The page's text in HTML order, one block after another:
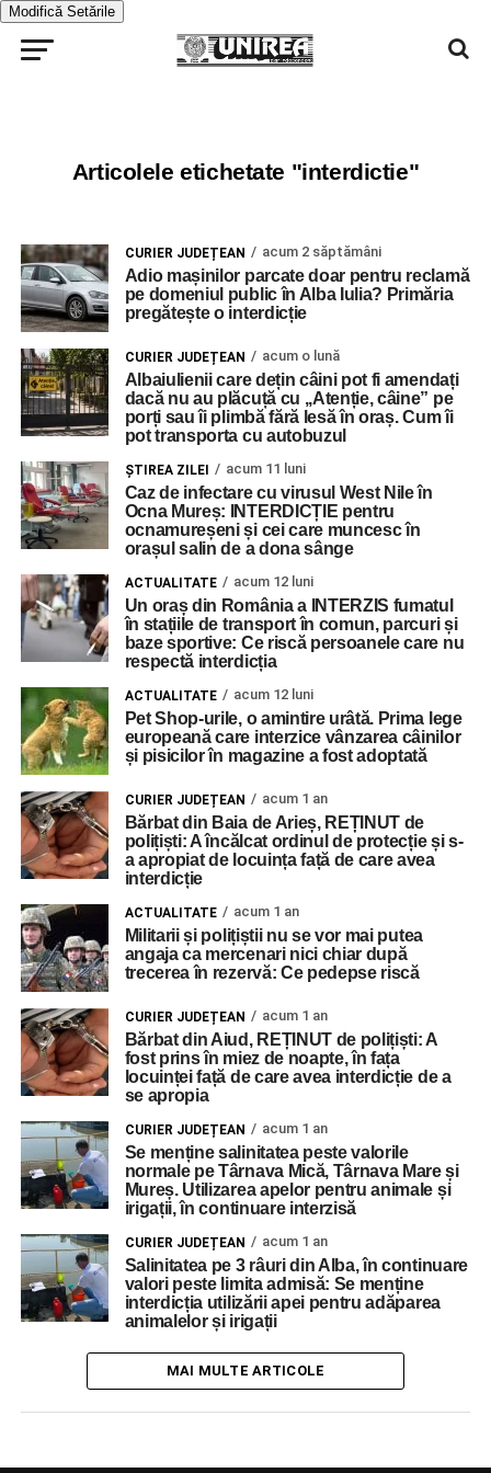
Modifică Setările
Articolele etichetate "interdictie"
CURIER JUDEȚEAN acum 2 săptămâni
Adio mașinilor parcate doar pentru reclamă
pe domeniul public în Alba Iulia? Primăria
pregătește o interdicție
CURIER JUDEȚEAN acum o lună
Albaiulienii care dețin câini pot fi amendați
dacă nu au plăcuță cu ,,Atenție, câine” pe
porți sau îi plimbă fără lesă în oraș. Cum îi
pot transporta cu autobuzul
ŞTIREA ZILEI acum 11 luni
Caz de infectare cu virusul West Nile în
Ocna Mureș: INTERDICȚIE pentru
ocnamureșeni și cei care muncesc în
orașul salin de a dona sânge
ACTUALITATE acum 12 luni
Un oraș din România a INTERZIS fumatul
în stațiile de transport în comun, parcuri și
baze sportive: Ce riscă persoanele care nu
respectă interdicția
ACTUALITATE acum 12 luni
Pet Shop-urile, o amintire urâtă. Prima lege
europeană care interzice vânzarea câinilor
și pisicilor în magazine a fost adoptată
CURIER JUDEȚEAN acum 1 an
Bărbat din Baia de Arieș, REȚINUT de
polițiști: A încălcat ordinul de protecție și s-
a apropiat de locuința față de care avea
interdicție
ACTUALITATE acum 1 an
Militarii și polițiștii nu se vor mai putea
angaja ca mercenari nici chiar după
trecerea în rezervă: Ce pedepse riscă
CURIER JUDEȚEAN acum 1 an
Bărbat din Aiud, REȚINUT de polițiști: A
fost prins în miez de noapte, în fața
locuinței față de care avea interdicție de a
se apropia
CURIER JUDEȚEAN acum 1 an
Se menține salinitatea peste valorile
normale pe Târnava Mică, Târnava Mare și
Mureș. Utilizarea apelor pentru animale și
irigații, în continuare interzisă
CURIER JUDEȚEAN acum 1 an
Salinitatea pe 3 râuri din Alba, în continuare
valori peste limita admisă: Se menține
interdicția utilizării apei pentru adăparea
animalelor și irigații
MAI MULTE ARTICOLE